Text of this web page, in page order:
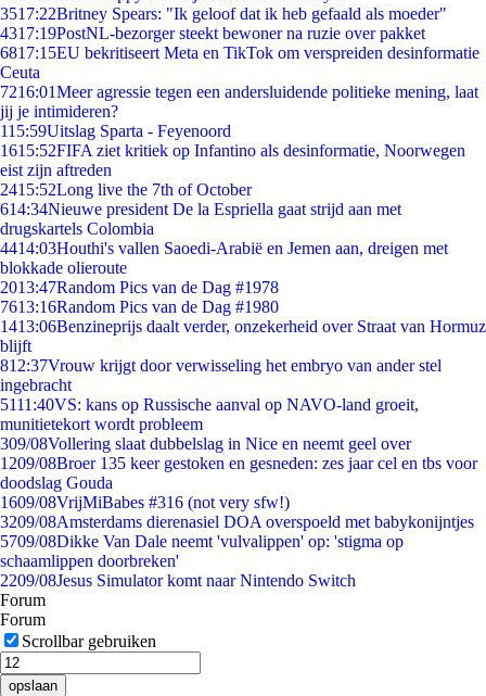
3517:22Britney Spears: "Ik geloof dat ik heb gefaald als moeder"
4317:19PostNL-bezorger steekt bewoner na ruzie over pakket
6817:15EU bekritiseert Meta en TikTok om verspreiden desinformatie
Ceuta
7216:01Meer agressie tegen een andersluidende politieke mening, laat
jij je intimideren?
115:59Uitslag Sparta - Feyenoord
1615:52FIFA ziet kritiek op Infantino als desinformatie, Noorwegen
eist zijn aftreden
2415:52Long live the 7th of October
614:34Nieuwe president De la Espriella gaat strijd aan met
drugskartels Colombia
4414:03Houthi's vallen Saoedi-Arabië en Jemen aan, dreigen met
blokkade olieroute
2013:47Random Pics van de Dag #1978
7613:16Random Pics van de Dag #1980
1413:06Benzineprijs daalt verder, onzekerheid over Straat van Hormuz
blijft
812:37Vrouw krijgt door verwisseling het embryo van ander stel
ingebracht
5111:40VS: kans op Russische aanval op NAVO-land groeit,
munitietekort wordt probleem
309/08Vollering slaat dubbelslag in Nice en neemt geel over
1209/08Broer 135 keer gestoken en gesneden: zes jaar cel en tbs voor
doodslag Gouda
1609/08VrijMiBabes #316 (not very sfw!)
3209/08Amsterdams dierenasiel DOA overspoeld met babykonijntjes
5709/08Dikke Van Dale neemt 'vulvalippen' op: 'stigma op
schaamlippen doorbreken'
2209/08Jesus Simulator komt naar Nintendo Switch
Forum
Forum
Scrollbar gebruiken
opslaan